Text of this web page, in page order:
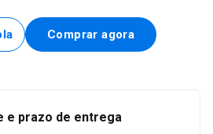
e prazo de entrega